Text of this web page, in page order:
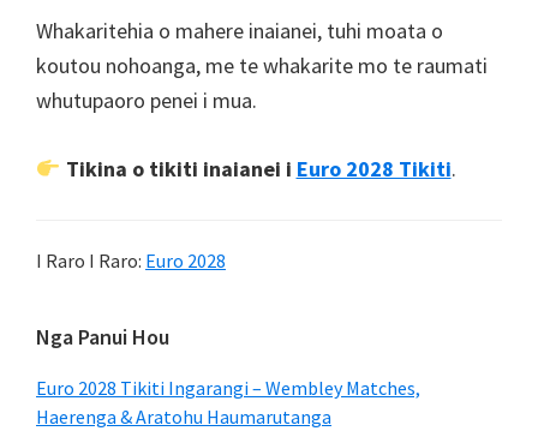
Whakaritehia o mahere inaianei, tuhi moata o
koutou nohoanga, me te whakarite mo te raumati
whutupaoro penei i mua.
Tikina o tikiti inaianei i Euro 2028 Tikiti.
I Raro I Raro: Euro 2028
Paetaha
Tuatahi
Nga Panui Hou
Euro 2028 Tikiti Ingarangi – Wembley Matches,
Haerenga & Aratohu Haumarutanga